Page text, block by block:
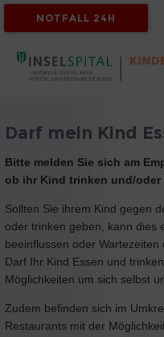
NOTFALL 24H
Darf mein Kind
Bitte melden Sie sich am
ob ihr Kind trinken und/oder
Sollten Sie ihrem Kind gegen
oder trinken geben, kann dies
beeinflussen oder Wartezeiten
Darf Ihr Kind Essen und
Möglichkeiten um sich selbst
Zudem befinden sich im
Restaurants mit der